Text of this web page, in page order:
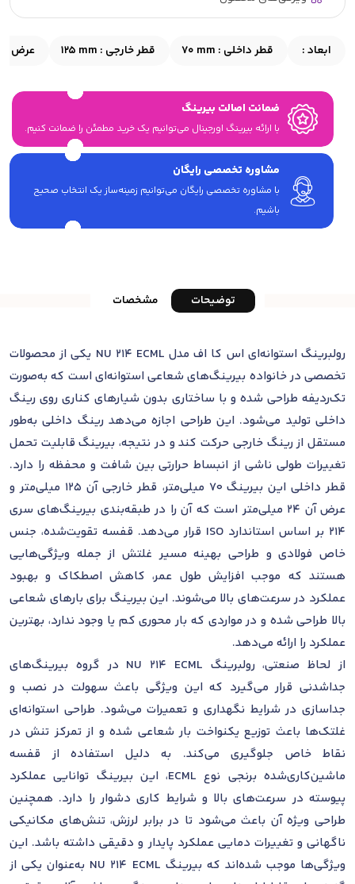
ابعاد : قطر داخلی : 70 mm قطر خارجی : 125 mm عرض :
ضمانت اصالت بیرینگ
با ارائه بیرینگ اورجینال می‎‌توانیم یک خرید مطمئن را ضمانت کنیم.
مشاوره تخصصی رایگان
با مشاوره تخصصی رایگان می‌توانیم زمینه‌ساز یک انتخاب صحیح
باشیم.
توضیحات مشخصات
رولبرینگ استوانه‌ای اس کا اف مدل NU 214 ECML یکی از محصولات
تخصصی در خانواده بیرینگ‌های شعاعی استوانه‌ای است که به‌صورت
تک‌ردیفه طراحی شده و با ساختاری بدون شیارهای کناری روی رینگ
داخلی تولید می‌شود. این طراحی اجازه می‌دهد رینگ داخلی به‌طور
مستقل از رینگ خارجی حرکت کند و در نتیجه، بیرینگ قابلیت تحمل
تغییرات طولی ناشی از انبساط حرارتی بین شافت و محفظه را دارد.
قطر داخلی این بیرینگ 70 میلی‌متر، قطر خارجی آن 125 میلی‌متر و
عرض آن 24 میلی‌متر است که آن را در طبقه‌بندی بیرینگ‌های سری
214 بر اساس استاندارد ISO قرار می‌دهد. قفسه تقویت‌شده، جنس
خاص فولادی و طراحی بهینه مسیر غلتش از جمله ویژگی‌هایی
هستند که موجب افزایش طول عمر، کاهش اصطکاک و بهبود
عملکرد در سرعت‌های بالا می‌شوند. این بیرینگ برای بارهای شعاعی
بالا طراحی شده و در مواردی که بار محوری کم یا وجود ندارد، بهترین
عملکرد را ارائه می‌دهد.
از لحاظ صنعتی، رولبرینگ NU 214 ECML در گروه بیرینگ‌های
جداشدنی قرار می‌گیرد که این ویژگی باعث سهولت در نصب و
جداسازی در شرایط نگهداری و تعمیرات می‌شود. طراحی استوانه‌ای
غلتک‌ها باعث توزیع یکنواخت بار شعاعی شده و از تمرکز تنش در
نقاط خاص جلوگیری می‌کند. به دلیل استفاده از قفسه
ماشین‌کاری‌شده برنجی نوع ECML، این بیرینگ توانایی عملکرد
پیوسته در سرعت‌های بالا و شرایط کاری دشوار را دارد. همچنین
طراحی ویژه آن باعث می‌شود تا در برابر لرزش، تنش‌های مکانیکی
ناگهانی و تغییرات دمایی عملکرد پایدار و دقیقی داشته باشد. این
ویژگی‌ها موجب شده‌اند که بیرینگ NU 214 ECML به‌عنوان یکی از